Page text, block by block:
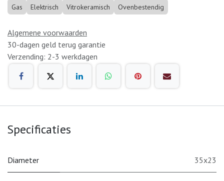
Gas Elektrisch Vitrokeramisch Ovenbestendig
Algemene voorwaarden
30-dagen geld terug garantie
Verzending: 2-3 werkdagen
Specificaties
Diameter 35x23